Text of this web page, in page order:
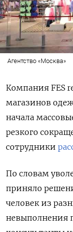
Агентство «Москва»
Компания FES
магазинов
начала
резкого
сотрудники
По словам
приняло
человек из
невыполнения